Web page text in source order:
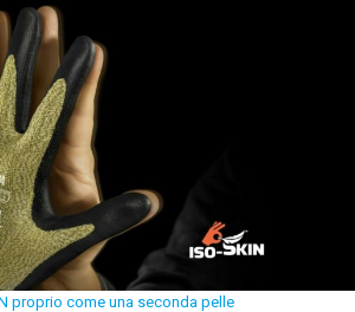
proprio come una seconda pelle